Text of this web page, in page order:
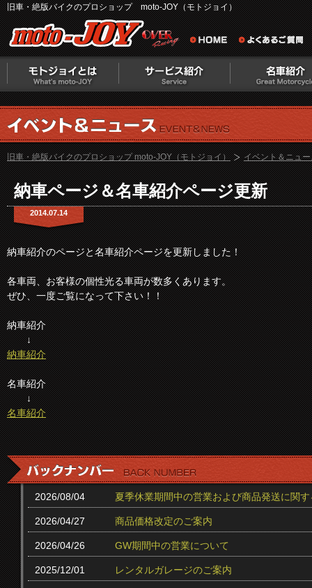
旧車・絶版バイクのプロショップ moto-JOY（モトジョイ）
旧車・絶版バイクのプロショップ moto-JOY（モトジョイ） イベント＆ニュ
納車ページ＆名車紹介ページ更新
2014.07.14
納車紹介のページと名車紹介ページを更新しました！
各車両、お客様の個性光る車両が数多くあります。
ぜひ、一度ご覧になって下さい！！
納車紹介
↓
納車紹介
名車紹介
↓
名車紹介
2026/08/04 夏季休業期間中の営業および商品発送に関
2026/04/27 商品価格改定のご案内
2026/04/26 GW期間中の営業について
2025/12/01 レンタルガレージのご案内